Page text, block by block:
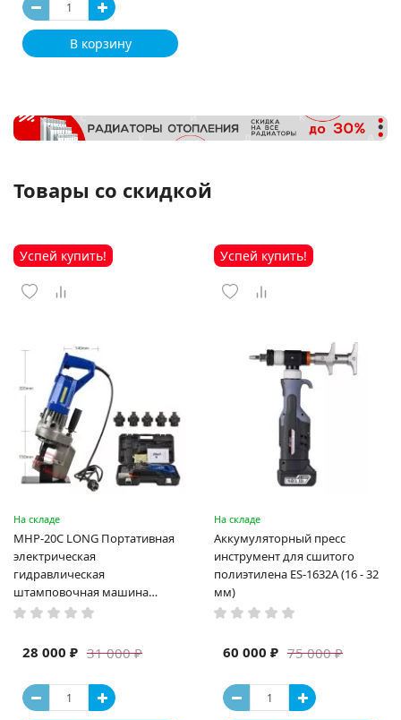
В корзину
Товары со скидкой
Успей купить!
На складе
MHP-20C LONG Портативная
электрическая
гидравлическая
штамповочная машина
высокая мощность и мощный
машина
31 000 ₽
28 000 ₽
Успей купить!
На складе
Аккумуляторный пресс
инструмент для сшитого
полиэтилена ES-1632A (16 - 32
мм)
75 000 ₽
60 000 ₽